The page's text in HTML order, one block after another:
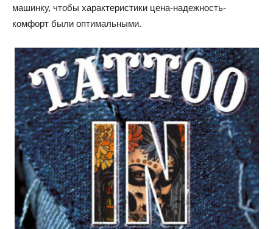
машинку, чтобы характеристики цена-надежность-
комфорт были оптимальными.